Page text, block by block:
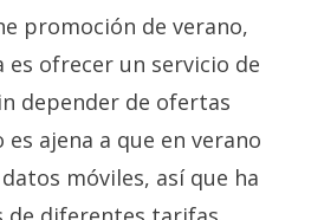
promoción de verano,
es ofrecer un servicio de
depender de ofertas
ajena a que en verano
móviles, así que ha